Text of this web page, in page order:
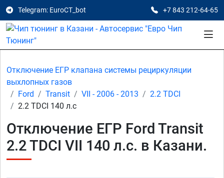
Telegram: EuroCT_bot +7 843 212-64-65
Отключение ЕГР клапана системы рециркуляции
выхлопных газов
Ford
Transit VII - 2006 - 2013
2.2 TDCI
2.2 TDCI 140 л.с
Отключение ЕГР Ford Transit
2.2 TDCI VII 140 л.с. в Казани.